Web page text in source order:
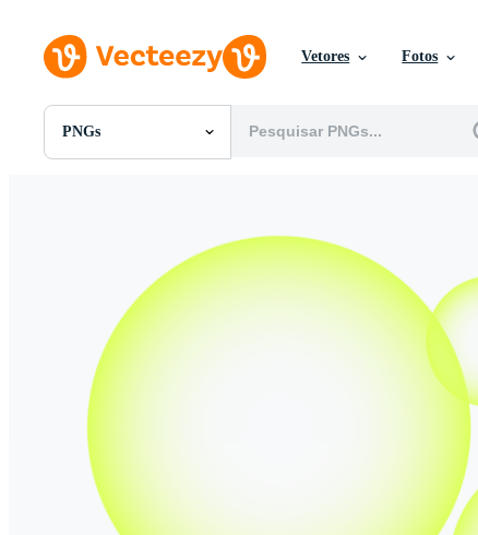
Vetores Fotos
PNGs
Todas Imagens
Vetores
Videos
Motion graphics
Imagens Editoriais
Eventos Editoriais